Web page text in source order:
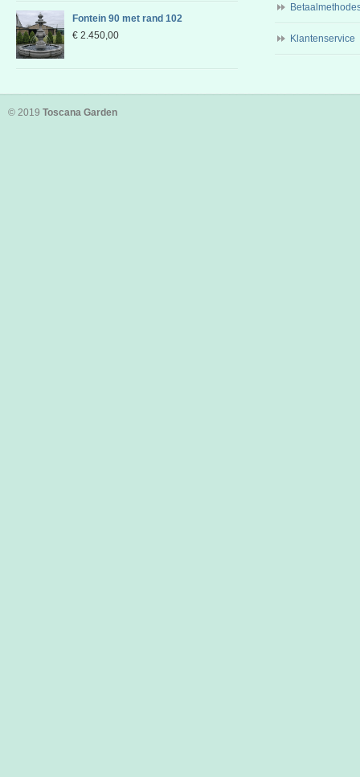
Fontein 90 met rand 102
€ 2.450,00 Klantenservice
© 2019 Toscana Garden